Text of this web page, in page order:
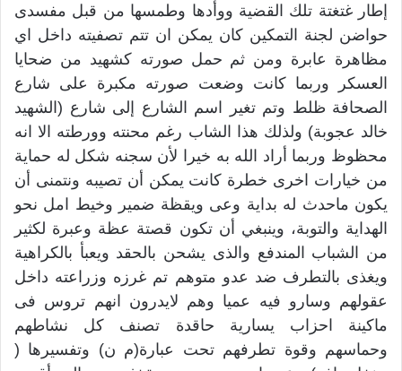
إطار غتغتة تلك القضية ووأدها وطمسها من قبل مفسدى
حواضن لجنة التمكين كان يمكن ان تتم تصفيته داخل اي
مظاهرة عابرة ومن ثم حمل صورته كشهيد من ضحايا
العسكر وربما كانت وضعت صورته مكبرة على شارع
الصحافة ظلط وتم تغير اسم الشارع إلى شارع (الشهيد
خالد عجوبة) ولذلك هذا الشاب رغم محنته وورطته الا انه
محظوظ وربما أراد الله به خيرا لأن سجنه شكل له حماية
من خيارات اخرى خطرة كانت يمكن أن تصيبه ونتمنى أن
يكون ماحدث له بداية وعى ويقظة ضمير وخيط امل نحو
الهداية والتوبة، وينبغي أن تكون قصتة عظة وعبرة لكثير
من الشباب المندفع والذى يشحن بالحقد ويعبأ بالكراهية
ويغذى بالتطرف ضد عدو متوهم تم غرزه وزراعته داخل
عقولهم وسارو فيه عميا وهم لايدرون انهم تروس فى
ماكينة احزاب يسارية حاقدة تصنف كل نشاطهم
وحماسهم وقوة تطرفهم تحت عبارة(م ن) وتفسيرها (